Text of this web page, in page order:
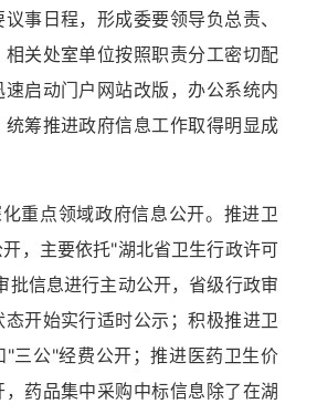
事日程，形成委要领导负总责、
关处室单位按照职责分工密切配
启动门户网站改版，办公系统内
筹推进政府信息工作取得明显成
重点领域政府信息公开。推进卫
，主要依托"湖北省卫生行政许可
批信息进行主动公开，省级行政审
开始实行适时公示；积极推进卫
"三公"经费公开；推进医药卫生价
药品集中采购中标信息除了在湖